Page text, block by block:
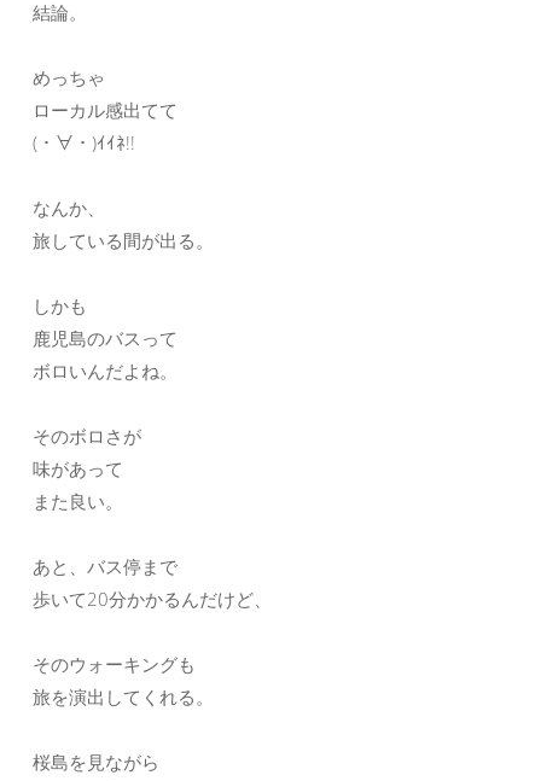
結論。
めっちゃ
ローカル感出てて
(・∀・)ｲｲﾈ!!
なんか、
旅している間が出る。
しかも
鹿児島のバスって
ボロいんだよね。
そのボロさが
味があって
また良い。
あと、バス停まで
歩いて20分かかるんだけど、
そのウォーキングも
旅を演出してくれる。
桜島を見ながら